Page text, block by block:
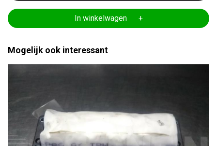
In winkelwagen +
Mogelijk ook interessant